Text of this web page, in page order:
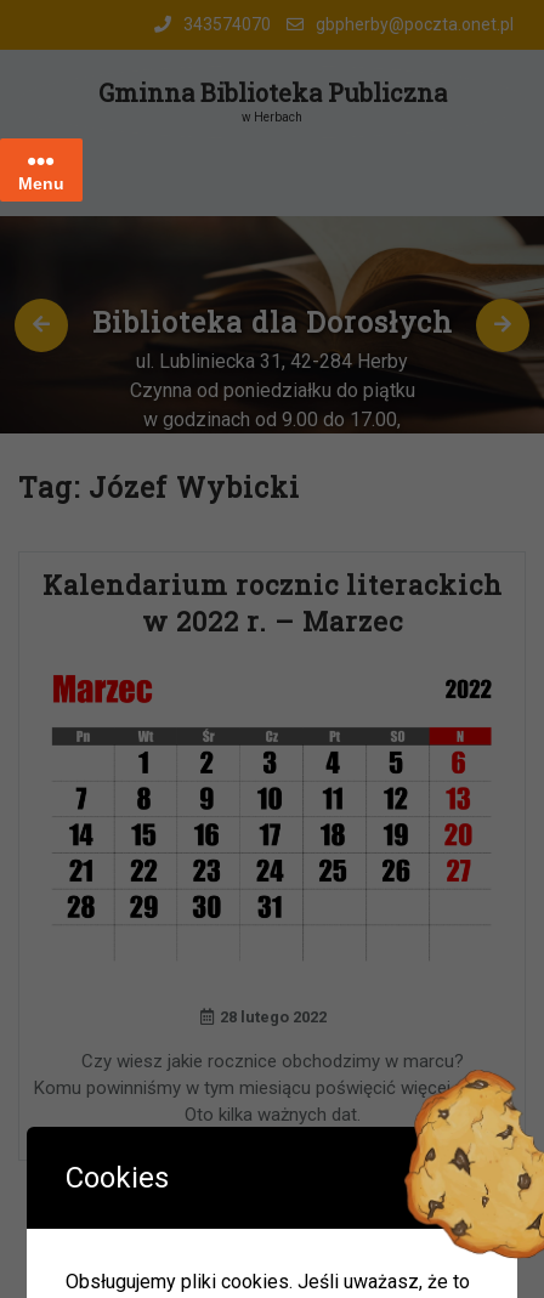
343574070 gbpherby@poczta.onet.pl
Gminna Biblioteka Publiczna
w Herbach
Menu
Biblioteka dla Dorosłych
ul. Lubliniecka 31, 42-284 Herby
Czynna od poniedziałku do piątku
w godzinach od 9.00 do 17.00,
w godz. 9:00-13:00
Tag: Józef Wybicki
Kalendarium rocznic literackich
w 2022 r. – Marzec
28 lutego 2022
Czy wiesz jakie rocznice obchodzimy w marcu?
Komu powinniśmy w tym miesiącu poświęcić więcej uwagi?
Oto kilka ważnych dat.
Wyszukiwarka
Cookies
Obsługujemy pliki cookies. Jeśli uważasz, że to